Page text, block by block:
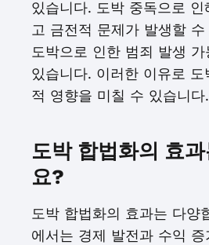
있습니다. 도박 중독으로 인
고 금전적 문제가 발생할
도박으로 인한 범죄 발생
있습니다. 이러한 이유로 도
적 영향을 미칠 수 있습니다.
도박 합법화의 효
요?
도박 합법화의 효과는 다양
에서는 경제 발전과 수익